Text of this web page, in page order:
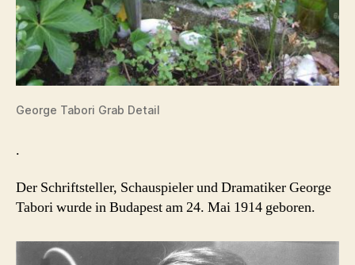
George Tabori Grab Detail
.
Der Schriftsteller, Schauspieler und Dramatiker George
Tabori wurde in Budapest am 24. Mai 1914 geboren.